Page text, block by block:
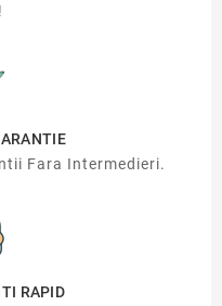
Fara Intermedieri.
RAPID